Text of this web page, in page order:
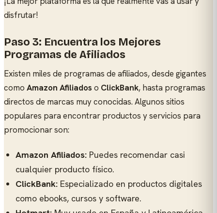
disfrutar!
Paso 3: Encuentra los Mejores
Programas de Afiliados
Existen miles de programas de afiliados, desde gigantes
como Amazon Afiliados o ClickBank, hasta programas
directos de marcas muy conocidas. Algunos sitios
populares para encontrar productos y servicios para
promocionar son:
Amazon Afiliados: Puedes recomendar casi
cualquier producto físico.
ClickBank: Especializado en productos digitales
como ebooks, cursos y software.